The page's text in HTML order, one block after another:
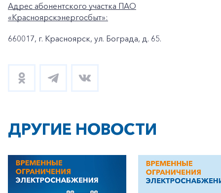
Адрес абонентского участка ПАО
«Красноярскэнергосбыт»:
660017, г. Красноярск, ул. Бограда, д. 65.
ДРУГИЕ НОВОСТИ